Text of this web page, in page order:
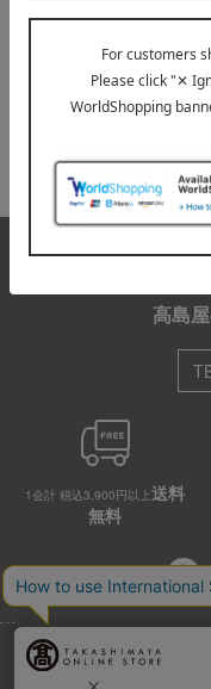
※マイルーム、お気
ライン会員へのご登
です。
※配送事業者に対し
しております。
高島
1会計 税込3,900円以上送料
無料
店舗情報